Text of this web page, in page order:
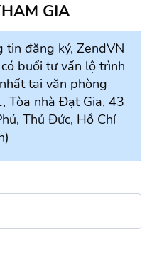
GIA
tin đăng ký, ZendVN
buổi tư vấn lộ trình
tại văn phòng
Tòa nhà Đạt Gia, 43
Thủ Đức, Hồ Chí